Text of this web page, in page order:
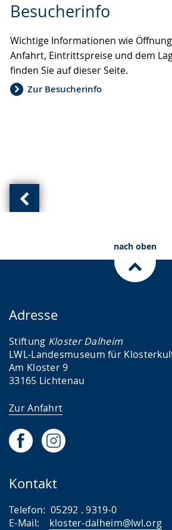
Vorherige
von
Besucherinfo
Wichtige Informationen wie
Anfahrt, Eintrittspreise und dem
finden Sie auf dieser Seite.
Zur Besucherinfo
Leichten
wechseln.
Audio-
Video
Deutscher
Gebärdensprache
wird
angezeigt.
nach oben
Adresse
Stiftung Kloster Dalheim
LWL-Landesmuseum für
Am Kloster 9
33165 Lichtenau
Zur Anfahrt
Kontakt
Telefon: 05292 . 9319-0
E-Mail: kloster-dalheim@lwl.org